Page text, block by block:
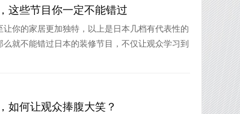
这些节目你一定不能错过
你的家居更加独特，以上是日本几档有代表性的
就不能错过日本的装修节目，不仅让观众学习到
如何让观众捧腹大笑？